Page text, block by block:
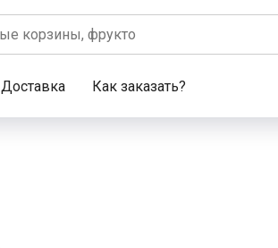
Доставка Как заказать?